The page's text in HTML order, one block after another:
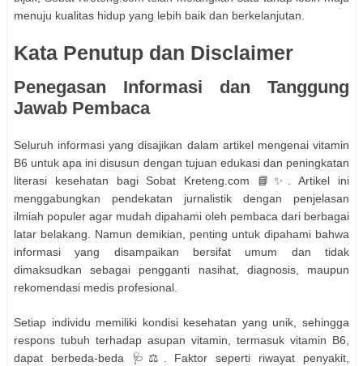
menuju kualitas hidup yang lebih baik dan berkelanjutan.
Kata Penutup dan Disclaimer
Penegasan Informasi dan Tanggung
Jawab Pembaca
Seluruh informasi yang disajikan dalam artikel mengenai vitamin
B6 untuk apa ini disusun dengan tujuan edukasi dan peningkatan
literasi kesehatan bagi Sobat Kreteng.com 📘✨. Artikel ini
menggabungkan pendekatan jurnalistik dengan penjelasan
ilmiah populer agar mudah dipahami oleh pembaca dari berbagai
latar belakang. Namun demikian, penting untuk dipahami bahwa
informasi yang disampaikan bersifat umum dan tidak
dimaksudkan sebagai pengganti nasihat, diagnosis, maupun
rekomendasi medis profesional.
Setiap individu memiliki kondisi kesehatan yang unik, sehingga
respons tubuh terhadap asupan vitamin, termasuk vitamin B6,
dapat berbeda-beda 🩺⚖️. Faktor seperti riwayat penyakit,